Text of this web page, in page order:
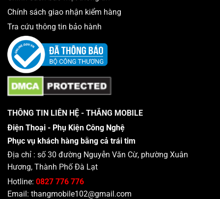
Chính sách giao nhận kiểm hàng
Tra cứu thông tin bảo hành
THÔNG TIN LIÊN HỆ - THẮNG MOBILE
Điện Thoại - Phụ Kiện Công Nghệ
Phục vụ khách hàng bằng cả trái tim
Địa chỉ : số 30 đường Nguyễn Văn Cừ, phường Xuân
Hương, Thành Phố Đà Lạt
Hotline: 0827 776 776
Email: thangmobile102@gmail.com